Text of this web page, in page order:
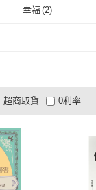
幸福(2)
電視購物
超商取貨 0利率
5